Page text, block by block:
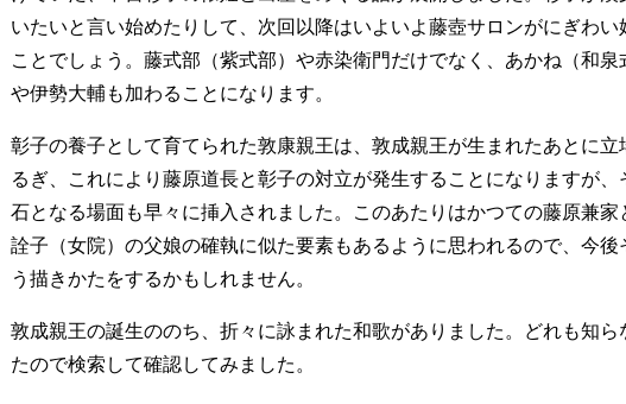
いたいと言い始めたりして、次回以降はいよいよ藤壺サロンがにぎわい
ことでしょう。藤式部（紫式部）や赤染衛門だけでなく、あかね（和泉
や伊勢大輔も加わることになります。
彰子の養子として育てられた敦康親王は、敦成親王が生まれたあとに立
るぎ、これにより藤原道長と彰子の対立が発生することになりますが、
石となる場面も早々に挿入されました。このあたりはかつての藤原兼家
詮子（女院）の父娘の確執に似た要素もあるように思われるので、今後
う描きかたをするかもしれません。
敦成親王の誕生ののち、折々に詠まれた和歌がありました。どれも知ら
たので検索して確認してみました。